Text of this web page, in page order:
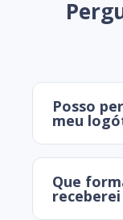
Posso
meu
Que